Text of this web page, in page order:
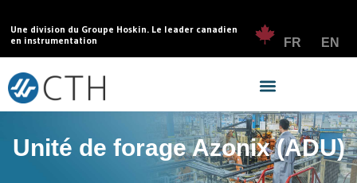
Une division du Groupe Hoskin. Le leader canadien
en instrumentation
FR EN
Unité de forage Azonix (ADU)